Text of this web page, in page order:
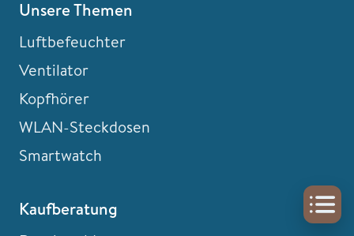
Unsere Themen
Luftbefeuchter
Ventilator
Kopfhörer
WLAN-Steckdosen
Smartwatch
Kaufberatung